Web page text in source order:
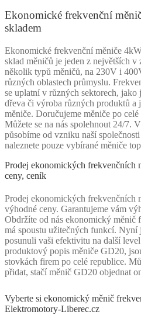
Ekonomické frekvenční
skladem
Ekonomické frekvenční měniče
sklad měničů je jeden z největších v
několik typů měničů, na 230V i
různých oblastech průmyslu.
se uplatní v různých sektorech,
dřeva či výroba různých produktů a
měniče. Doručujeme měniče po
Můžete se na nás spolehnout 24/7.
působíme od vzniku naší
naleznete pouze vybírané měniče
Prodej ekonomických
ceny, ceník
Prodej ekonomických
výhodné ceny. Garantujeme vám
Obdržíte od nás ekonomický měnič
má spoustu užitečných funkcí. Nyní
posunuli vaši efektivitu na další
produktový popis měniče GD20,
stovkách firem po celé republice.
přidat, stačí měnič GD20 objednat
Vyberte si ekonomický měnič
Elektromotory-Liberec.cz